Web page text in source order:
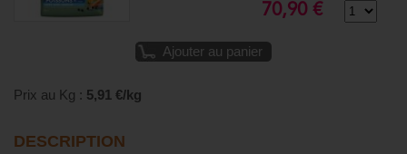
70,90 €
Ajouter au panier
Prix au Kg : 5,91 €/kg
DESCRIPTION